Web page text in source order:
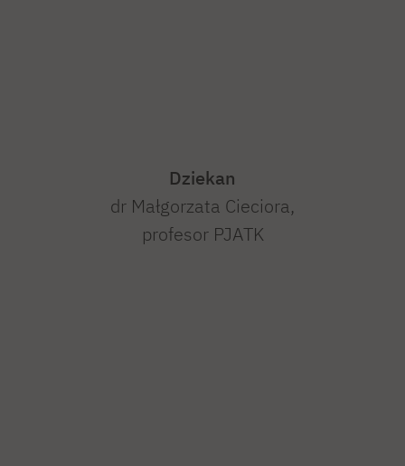
Dziekan
dr Małgorzata Cieciora,
profesor PJATK